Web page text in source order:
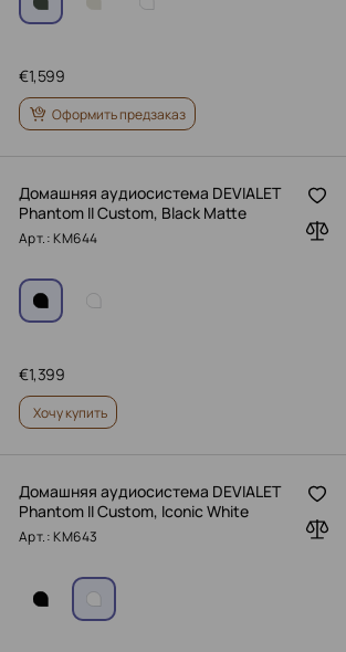
1,599
€
Оформить предзаказ
Домашняя аудиосистема DEVIALET
Phantom II Custom, Black Matte
Арт.: KM644
1,399
€
Хочу купить
Домашняя аудиосистема DEVIALET
Phantom II Custom, Iconic White
Арт.: KM643